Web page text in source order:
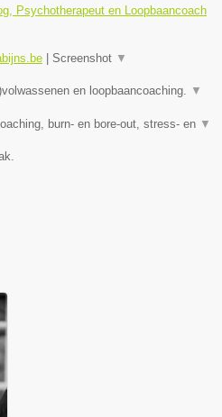
Psychotherapeut en Loopbaancoach
| Screenshot ▼
en loopbaancoaching. ▼
burn- en bore-out, stress- en ▼